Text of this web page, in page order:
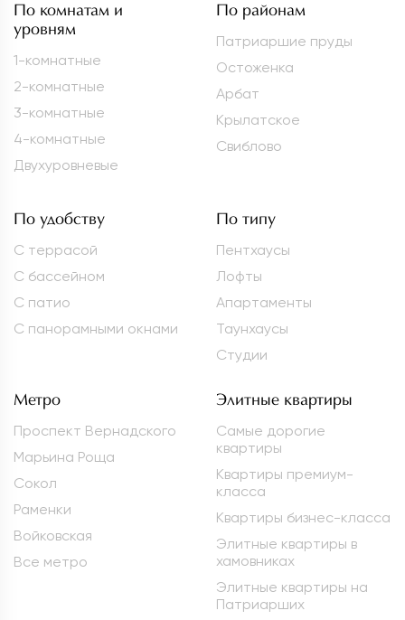
По комнатам и
уровням
1-комнатные
2-комнатные
3-комнатные
4-комнатные
Двухуровневые
По районам
Патриаршие пруды
Остоженка
Арбат
Крылатское
Свиблово
По удобству
С террасой
С бассейном
С патио
С панорамными окнами
По типу
Пентхаусы
Лофты
Апартаменты
Таунхаусы
Студии
Метро
Проспект Вернадского
Марьина Роща
Сокол
Раменки
Войковская
Все метро
Элитные квартиры
Самые дорогие
квартиры
Квартиры премиум-
класса
Квартиры бизнес-класса
Элитные квартиры в
хамовниках
Элитные квартиры на
Патриарших